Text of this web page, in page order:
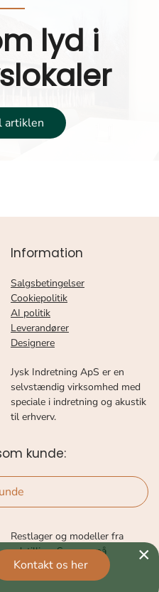
lyd i
artiklen
Information
Salgsbetingelser
Cookiepolitik
AI politik
Leverandører
Designere
Jysk Indretning ApS er en
selvstændig virksomhed med
speciale i indretning og akustik
til erhverv.
kunde:
Restlager og modeller fra
udstilling. Se mere på
Facebook OUTLET.
×
Kontakt os her